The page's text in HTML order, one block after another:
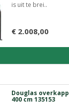
is uit te brei..
€ 2.008,00
Douglas
400 cm 135153